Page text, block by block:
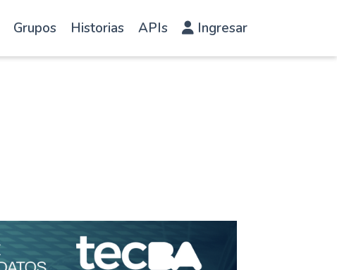
Grupos Historias APIs Ingresar